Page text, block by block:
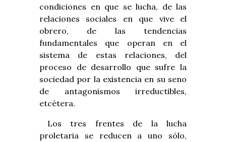
condiciones en que se lucha, de las
relaciones sociales en que vive el
obrero, de las tendencias
fundamentales que operan en el
sistema de estas relaciones, del
proceso de desarrollo que sufre la
sociedad por la existencia en su seno
de antagonismos irreductibles,
etcétera.
Los tres frentes de la lucha
proletaria se reducen a uno sólo,